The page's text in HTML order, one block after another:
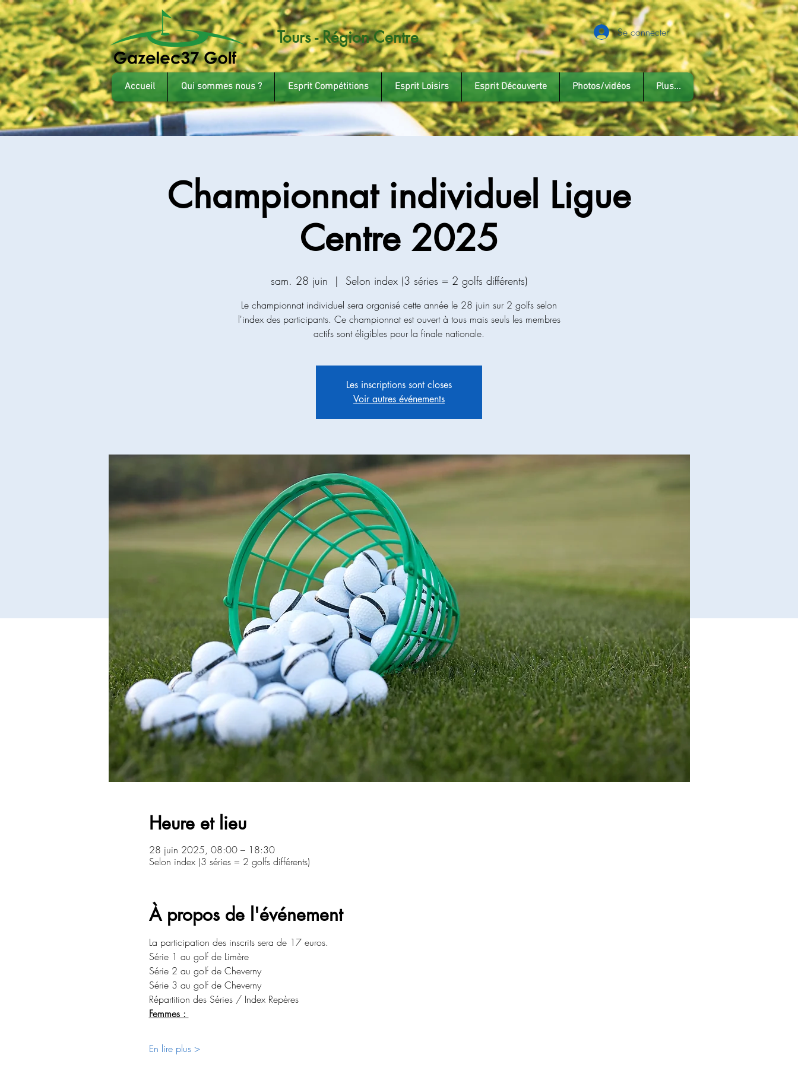
Tours - Région Centre Se connecter
Accueil Qui sommes nous ? Esprit Compétitions Esprit Loisirs Esprit Découverte Photos/vidéos Plus...
Championnat individuel Ligue
Centre 2025
sam. 28 juin
  |
Selon index (3 séries = 2 golfs différents)
Le championnat individuel sera organisé cette année le 28 juin sur 2 golfs selon
l'index des participants. Ce championnat est ouvert à tous mais seuls les membres
actifs sont éligibles pour la finale nationale.
Les inscriptions sont closes
Voir autres événements
Heure et lieu
28 juin 2025, 08:00 – 18:30
Selon index (3 séries = 2 golfs différents)
À propos de l'événement
La participation des inscrits sera de 17 euros.
Série 1 au golf de Limère
Série 2 au golf de Cheverny
Série 3 au golf de Cheverny
Répartition des Séries / Index Repères
Femmes :
En lire plus >